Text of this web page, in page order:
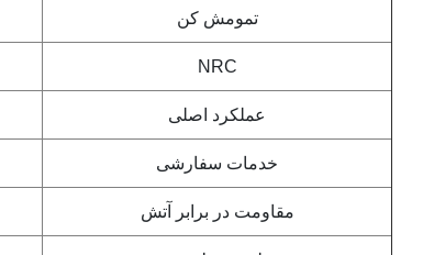
تمومش کن
NRC
عملکرد اصلی
خدمات سفارشی
مقاومت در برابر آتش